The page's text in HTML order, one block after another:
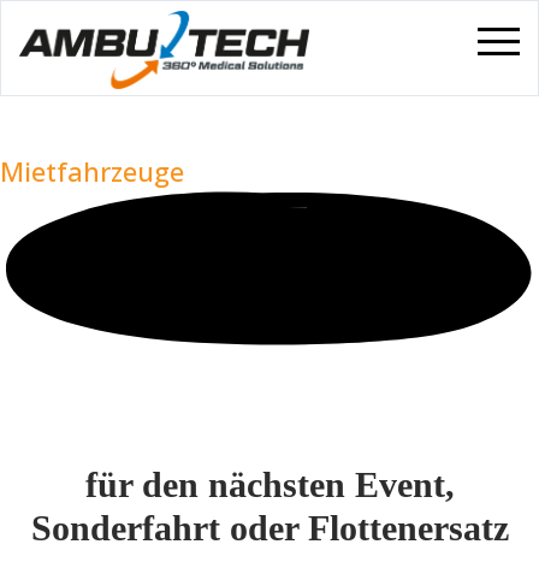
Mietfahrzeuge
für den nächsten Event,
Sonderfahrt oder Flottenersatz